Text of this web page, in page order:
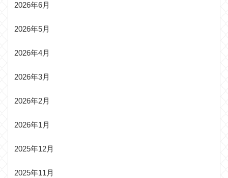
2026年6月
2026年5月
2026年4月
2026年3月
2026年2月
2026年1月
2025年12月
2025年11月